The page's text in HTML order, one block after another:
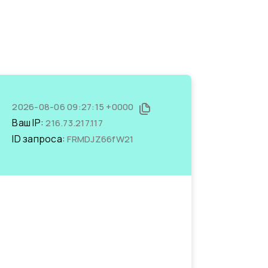
2026-08-06 09:27:15 +0000
Ваш IP:216.73.217.117
ID запроса:FRMDJZ66fW21